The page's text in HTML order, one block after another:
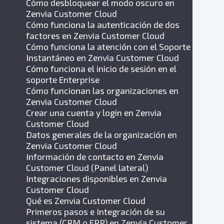
Cómo desbloquear el modo oscuro en
Zenvia Customer Cloud
Cómo funciona la autenticación de dos
factores en Zenvia Customer Cloud
Cómo funciona la atención con el Soporte
Instantáneo en Zenvia Customer Cloud
Cómo funciona el inicio de sesión en el
soporte Enterprise
Cómo funcionan las organizaciones en
Zenvia Customer Cloud
Crear una cuenta y login en Zenvia
Customer Cloud
Datos generales de la organización en
Zenvia Customer Cloud
Información de contacto en Zenvia
Customer Cloud (Panel lateral)
Integraciones disponibles en Zenvia
Customer Cloud
Qué es Zenvia Customer Cloud
Primeros pasos e Integración de su